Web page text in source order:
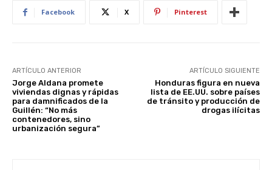
Facebook X Pinterest
ARTÍCULO ANTERIOR
Jorge Aldana promete
viviendas dignas y rápidas
para damnificados de la
Guillén: “No más
contenedores, sino
urbanización segura”
ARTÍCULO SIGUIENTE
Honduras figura en nueva
lista de EE.UU. sobre países
de tránsito y producción de
drogas ilícitas